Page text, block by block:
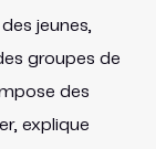
jeunes,
groupes de
des
explique